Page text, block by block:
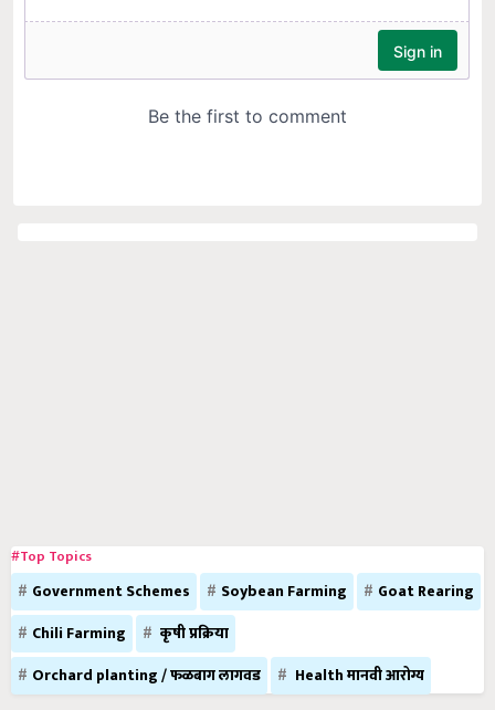
#Top Topics
Government Schemes Soybean Farming
Goat Rearing
Chili Farming
कृषी प्रक्रिया
Orchard planting / फळबाग लागवड
Health मानवी आरोग्य